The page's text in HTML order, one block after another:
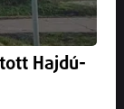
Hajdú-